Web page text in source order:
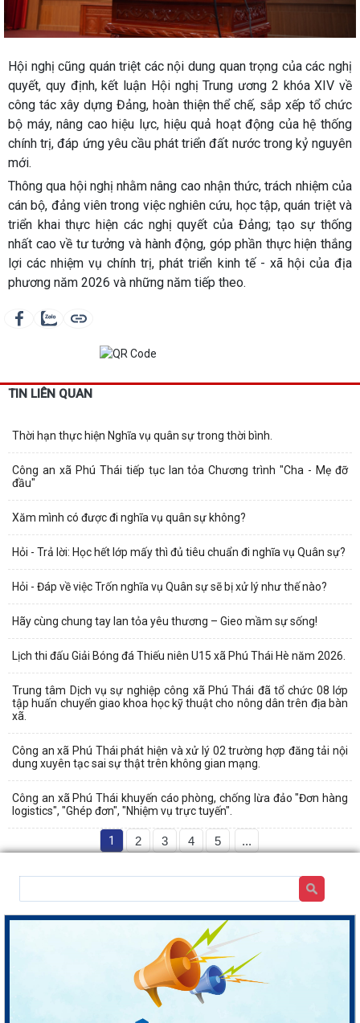
Hội nghị cũng quán triệt các nội dung quan trọng của các nghị
quyết, quy định, kết luận Hội nghị Trung ương 2 khóa XIV về
công tác xây dựng Đảng, hoàn thiện thể chế, sắp xếp tổ chức
bộ máy, nâng cao hiệu lực, hiệu quả hoạt động của hệ thống
chính trị, đáp ứng yêu cầu phát triển đất nước trong kỷ nguyên
mới.
Thông qua hội nghị nhằm nâng cao nhận thức, trách nhiệm của
cán bộ, đảng viên trong việc nghiên cứu, học tập, quán triệt và
triển khai thực hiện các nghị quyết của Đảng; tạo sự thống
nhất cao về tư tưởng và hành động, góp phần thực hiện thắng
lợi các nhiệm vụ chính trị, phát triển kinh tế - xã hội của địa
phương năm 2026 và những năm tiếp theo.
TIN LIÊN QUAN
Thời hạn thực hiện Nghĩa vụ quân sự trong thời bình.
Công an xã Phú Thái tiếp tục lan tỏa Chương trình "Cha - Mẹ đỡ
đầu"
Xăm mình có được đi nghĩa vụ quân sự không?
Hỏi - Trả lời: Học hết lớp mấy thì đủ tiêu chuẩn đi nghĩa vụ Quân sự?
Hỏi - Đáp về việc Trốn nghĩa vụ Quân sự sẽ bị xử lý như thế nào?
Hãy cùng chung tay lan tỏa yêu thương – Gieo mầm sự sống!
Lịch thi đấu Giải Bóng đá Thiếu niên U15 xã Phú Thái Hè năm 2026.
Trung tâm Dịch vụ sự nghiệp công xã Phú Thái đã tổ chức 08 lớp
tập huấn chuyển giao khoa học kỹ thuật cho nông dân trên địa bàn
xã.
Công an xã Phú Thái phát hiện và xử lý 02 trường hợp đăng tải nội
dung xuyên tạc sai sự thật trên không gian mạng.
Công an xã Phú Thái khuyến cáo phòng, chống lừa đảo "Đơn hàng
logistics", "Ghép đơn", "Nhiệm vụ trực tuyến".
1 2 3 4 5 ...